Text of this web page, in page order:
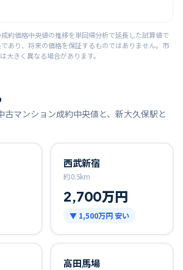
成約価格中央値の推移を単回帰分析で延長した試算値で
あり、将来の価格を保証するものではありません。市
大きく異なる場合があります。
マンション成約中央値と、 新大久保駅と
西武新宿
約0.5km
2,700万円
▼ 1,500万円 安い
高田馬場